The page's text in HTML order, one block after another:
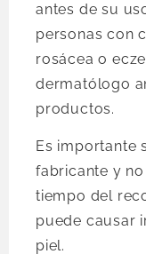
antes de su
personas con
rosácea o
dermatólogo
productos.
Es importante
fabricante y
tiempo del
puede causar
piel.